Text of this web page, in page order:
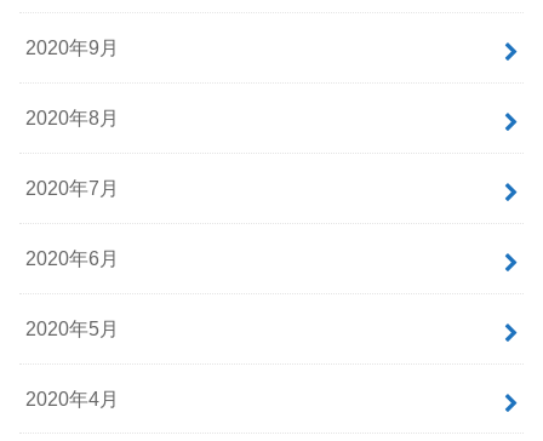
2020年9月
2020年8月
2020年7月
2020年6月
2020年5月
2020年4月